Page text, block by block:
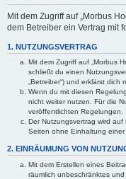
Mit dem Zugriff auf „Morbus
dem Betreiber ein Vertrag mit
1. NUTZUNGSVERTRAG
Mit dem Zugriff auf „Morbus
schließt du einen
„Betreiber“) und erklärst
Wenn du mit diesen
nicht weiter nutzen. Für die
veröffentlichten Regelungen.
Der Nutzungsvertrag wird
Seiten ohne Einhaltung
2. EINRÄUMUNG VON
Mit dem Erstellen eines
räumlich unbeschränktes